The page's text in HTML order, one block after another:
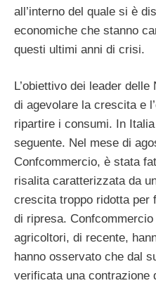
all’interno del quale si è
economiche che stanno
questi ultimi anni di crisi.
L’obiettivo dei leader
di agevolare la crescita e
ripartire i consumi. In
seguente. Nel mese di
Confcommercio, è stata
risalita caratterizzata da
crescita troppo ridotta per
di ripresa.
agricoltori, di recente,
hanno osservato che dal
verificata una contrazione